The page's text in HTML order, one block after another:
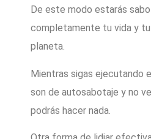
De este modo estarás
completamente tu vida y
planeta.
Mientras sigas ejecutando
son de autosabotaje y no
podrás hacer nada.